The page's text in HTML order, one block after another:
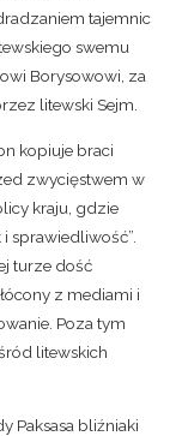
tajemnic
swemu
Borysowowi, za
litewski Sejm.
kopiuje braci
zwycięstwem w
kraju, gdzie
sprawiedliwość”.
turze dość
z mediami i
Poza tym
litewskich
Paksasa bliźniaki